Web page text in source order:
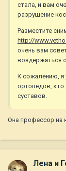
стала, и вам
разрушение
Разместите
http://
очень вам
воздержаться
К сожалению, я
ортопедов, кто
суставов.
Она профессор на
Лена и